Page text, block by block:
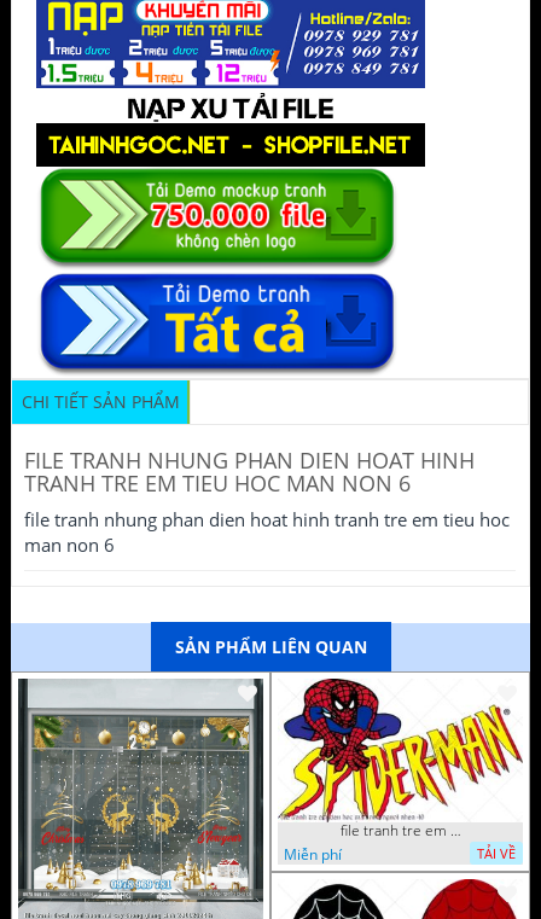
CHI TIẾT SẢN PHẨM
FILE TRANH NHUNG PHAN DIEN HOAT HINH
TRANH TRE EM TIEU HOC MAN NON 6
file tranh nhung phan dien hoat hinh tranh tre em tieu hoc
man non 6
SẢN PHẨM LIÊN QUAN
file tranh tre em tieu hoc man non nguoi nhen 40
Miễn phí
TẢI VỀ